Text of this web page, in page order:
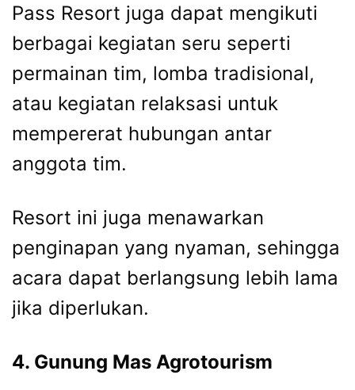
Pass Resort juga dapat mengikuti
berbagai kegiatan seru seperti
permainan tim, lomba tradisional,
atau kegiatan relaksasi untuk
mempererat hubungan antar
anggota tim.
Resort ini juga menawarkan
penginapan yang nyaman, sehingga
acara dapat berlangsung lebih lama
jika diperlukan.
4. Gunung Mas Agrotourism